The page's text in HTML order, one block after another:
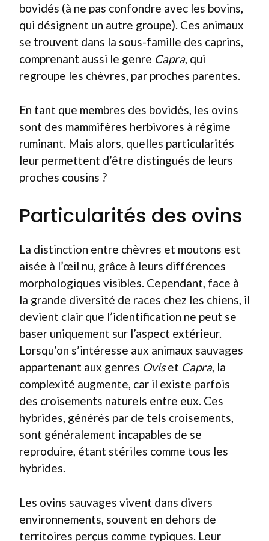
bovidés (à ne pas confondre avec les bovins,
qui désignent un autre groupe). Ces animaux
se trouvent dans la sous-famille des caprins,
comprenant aussi le genre Capra, qui
regroupe les chèvres, par proches parentes.
En tant que membres des bovidés, les ovins
sont des mammifères herbivores à régime
ruminant. Mais alors, quelles particularités
leur permettent d’être distingués de leurs
proches cousins ?
Particularités des ovins
La distinction entre chèvres et moutons est
aisée à l’œil nu, grâce à leurs différences
morphologiques visibles. Cependant, face à
la grande diversité de races chez les chiens, il
devient clair que l’identification ne peut se
baser uniquement sur l’aspect extérieur.
Lorsqu’on s’intéresse aux animaux sauvages
appartenant aux genres Oviset Capra, la
complexité augmente, car il existe parfois
des croisements naturels entre eux. Ces
hybrides, générés par de tels croisements,
sont généralement incapables de se
reproduire, étant stériles comme tous les
hybrides.
Les ovins sauvages vivent dans divers
environnements, souvent en dehors de
territoires perçus comme typiques. Leur